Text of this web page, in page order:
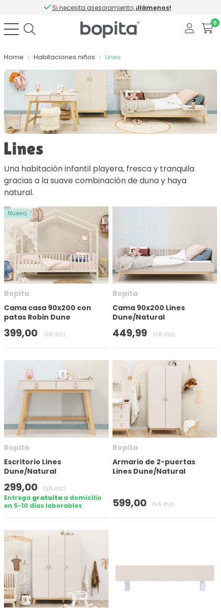
Si necesita asesoramiento, ¡llámenos!
0
Home Habitaciones niños Lines
Ordenar por
Color
Material
Con cierre suave
Número de cajones
Número de puertas
Tamaño del colchón (cm)
Altura
En stock
Marca
Aplicar filtro
Lines
Una habitación infantil playera, fresca y tranquila
gracias a la suave combinación de duna y haya
natural.
Nuevo
Bopita
Cama casa 90x200 con
patas Robin Dune
399,00 IVA incl.
Bopita
Cama 90x200 Lines
Dune/Natural
449,99 IVA incl.
Bopita
Escritorio Lines
Dune/Natural
299,00
IVA incl.
Entrega gratuita a domicilio
en 5-10 días laborables
Bopita
Armario de 2-puertas
Lines Dune/Natural
599,00 IVA incl.